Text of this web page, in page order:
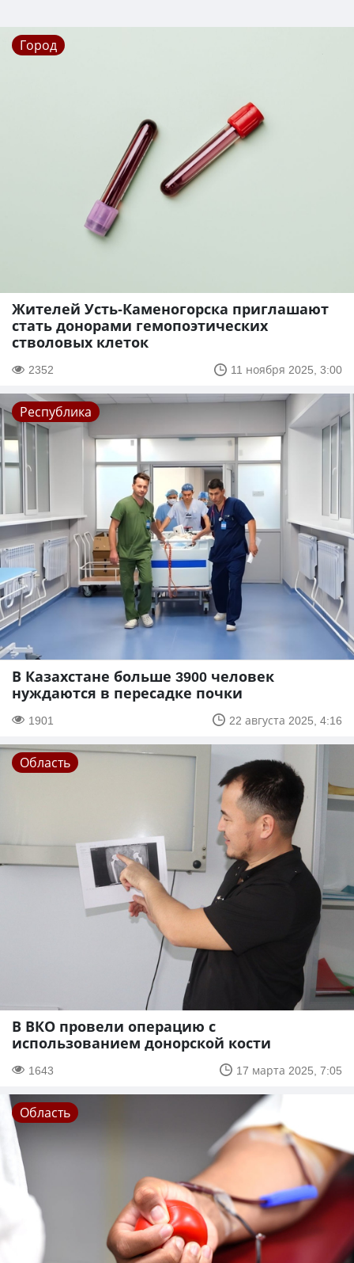
Город
Жителей Усть-Каменогорска приглашают
стать донорами гемопоэтических
стволовых клеток
2352 11 ноября 2025, 3:00
Республика
В Казахстане больше 3900 человек
нуждаются в пересадке почки
1901 22 августа 2025, 4:16
Область
В ВКО провели операцию с
использованием донорской кости
1643 17 марта 2025, 7:05
Область